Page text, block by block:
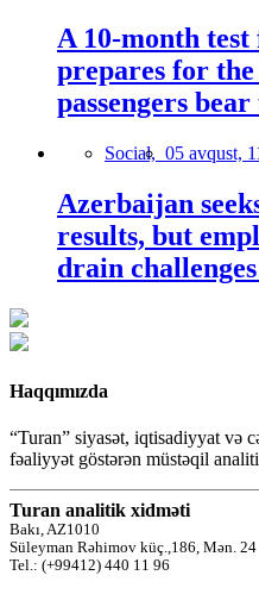
A 10-month
prepares for
passengers
Social, 05 avqust,
Azerbaijan
results, but
drain
Haqqımızda
“Turan” siyasət, iqtisadiyyat və
fəaliyyət göstərən müstəqil
Turan analitik xidməti
Bakı, AZ1010
Süleyman Rəhimov küç.,186, Mən. 24
Tel.: (+99412) 440 11 96